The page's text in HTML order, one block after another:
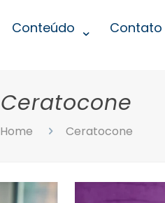
Conteúdo Contato
Ceratocone
Home Ceratocone